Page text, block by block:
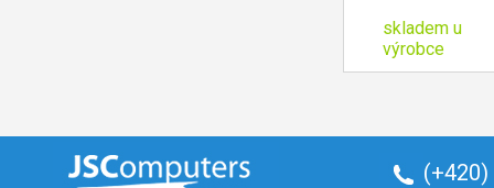
skladem u
výrobce
(+420)